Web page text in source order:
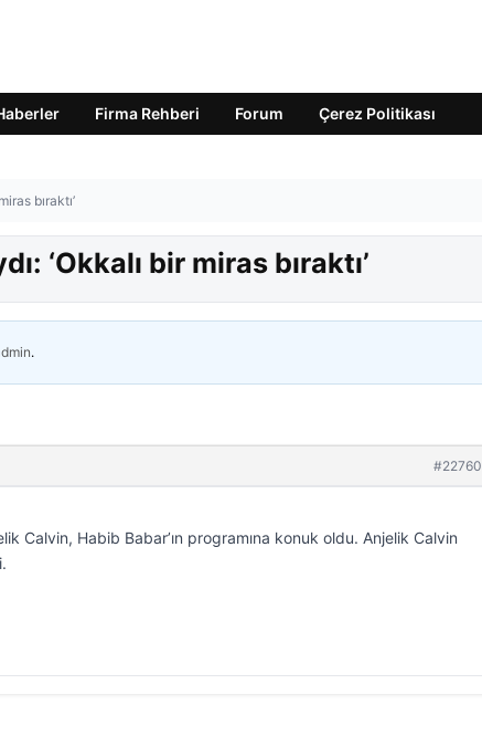
Firma Rehberi Forum Çerez Politikası
bıraktı’
‘Okkalı bir miras bıraktı’
.
#22760
Calvin, Habib Babar’ın programına konuk oldu. Anjelik Calvin